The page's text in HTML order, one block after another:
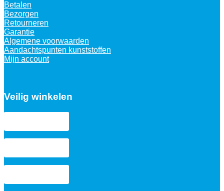
Betalen
Bezorgen
Retourneren
Garantie
Algemene voorwaarden
Aandachtspunten kunststoffen
Mijn account
Veilig winkelen